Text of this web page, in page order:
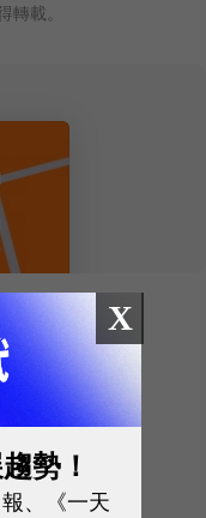
載。
X
勢！
、《一天